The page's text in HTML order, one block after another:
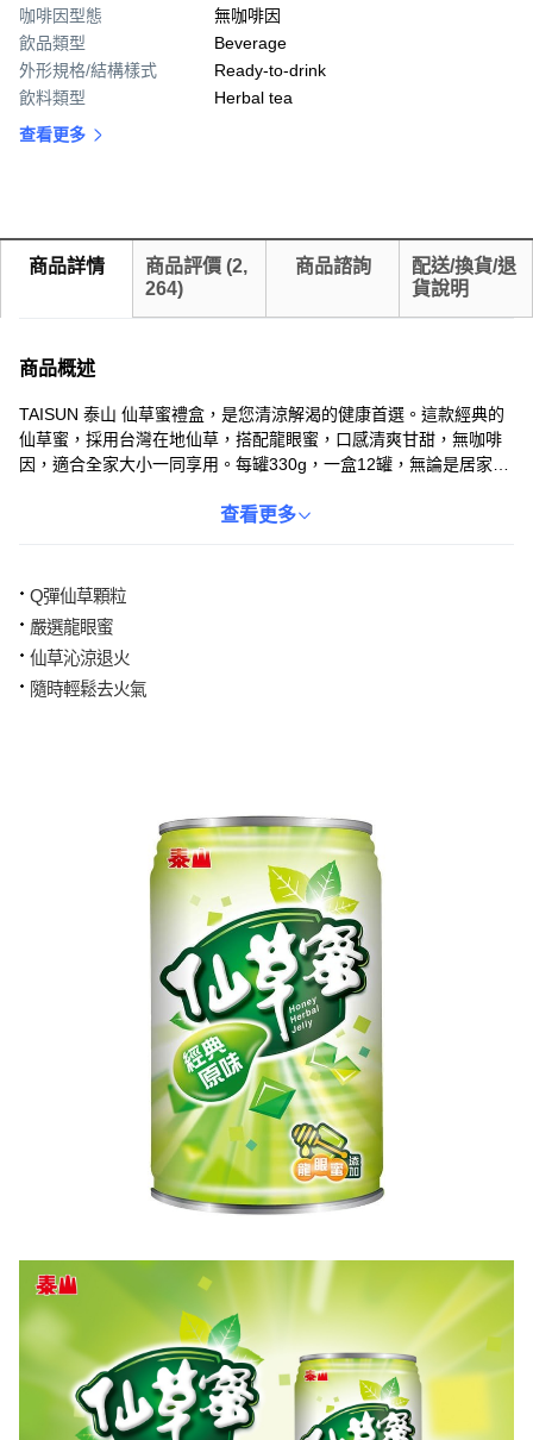
咖啡因型態
無咖啡因
飲品類型
Beverage
外形規格/結構樣式
Ready-to-drink
飲料類型
Herbal tea
查看更多
商品詳情 商品評價 (2,
264)
商品諮詢
配送/換貨/退
貨說明
商品概述
TAISUN 泰山 仙草蜜禮盒，是您清涼解渴的健康首選。這款經典的
仙草蜜，採用台灣在地仙草，搭配龍眼蜜，口感清爽甘甜，無咖啡
因，適合全家大小一同享用。每罐330g，一盒12罐，無論是居家常
項食品安全認證，讓您安心飲用。隨時來一罐，享受仙草的清香與
查看更多
Q彈仙草顆粒
嚴選龍眼蜜
仙草沁涼退火
隨時輕鬆去火氣